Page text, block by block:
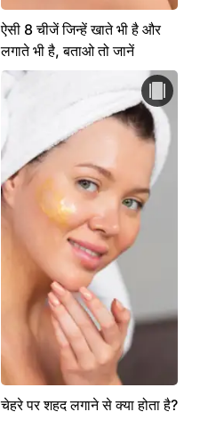
ऐसी 8 चीजें जिन्हें खाते भी है और
लगाते भी है, बताओ तो जानें
चेहरे पर शहद लगाने से क्या होता है?